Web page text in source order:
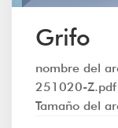
Grifo
nombre del
251020-Z.pdf
Tamaño del